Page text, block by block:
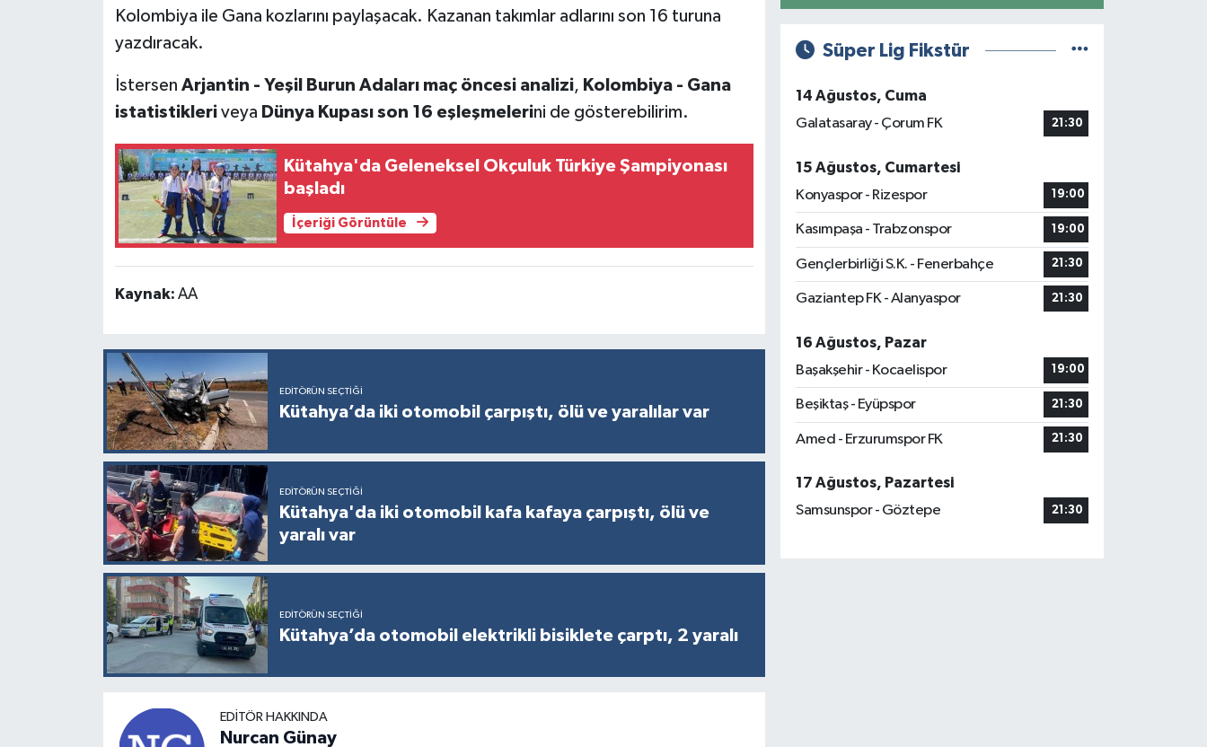
Kolombiya ile Gana kozlarını paylaşacak. Kazanan takımlar adlarını son 16 turuna
yazdıracak.
İstersen Arjantin - Yeşil Burun Adaları maç öncesi analizi, Kolombiya - Gana
istatistikleriveya Dünya Kupası son 16 eşleşmelerini de gösterebilirim.
Kütahya'da Geleneksel Okçuluk Türkiye Şampiyonası
başladı
İçeriği Görüntüle
Kaynak: AA
EDITÖRÜN SEÇTIĞI
Kütahya’da iki otomobil çarpıştı, ölü ve yaralılar var
EDITÖRÜN SEÇTIĞI
Kütahya'da iki otomobil kafa kafaya çarpıştı, ölü ve
yaralı var
EDITÖRÜN SEÇTIĞI
Kütahya’da otomobil elektrikli bisiklete çarptı, 2 yaralı
EDITÖR HAKKINDA
Nurcan Günay
Süper Lig Fikstür
14 Ağustos, Cuma
Galatasaray - Çorum FK
21:30
15 Ağustos, Cumartesi
Konyaspor - Rizespor
19:00
Kasımpaşa - Trabzonspor 19:00
Gençlerbirliği S.K. - Fenerbahçe 21:30
Gaziantep FK - Alanyaspor 21:30
16 Ağustos, Pazar
Başakşehir - Kocaelispor
19:00
Beşiktaş - Eyüpspor 21:30
Amed - Erzurumspor FK 21:30
17 Ağustos, Pazartesi
Samsunspor - Göztepe
21:30
Kültür Sanat
Otomobil
Resmi İlan
Rüya Tabirleri
Şaphane